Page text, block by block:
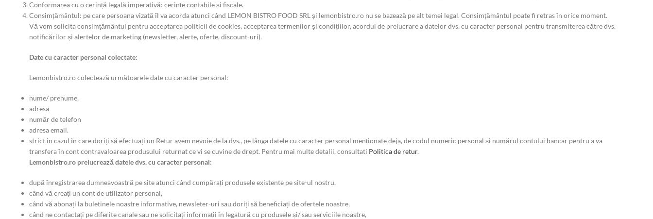
Conformarea cu o cerință legală imperativă: cerințe contabile și fiscale.
Consimțământul: pe care persoana vizată îl va acorda atunci când LEMON BISTRO FOOD SRL și lemonbistro.ro nu se bazează pe alt temei legal. Consimțământul poate fi retras în orice moment.
Vă vom solicita consimțământul pentru acceptarea politicii de cookies, acceptarea termenilor și condițiilor, acordul de prelucrare a datelor dvs. cu caracter personal pentru transmiterea către dvs.
notificărilor și alertelor de marketing (newsletter, alerte, oferte, discount-uri).
Date cu caracter personal colectate:
Lemonbistro.ro colectează următoarele date cu caracter personal:
nume/ prenume,
adresa
număr de telefon
adresa email.
strict in cazul în care doriți să efectuați un Retur avem nevoie de la dvs., pe lânga datele cu caracter personal menționate deja, de codul numeric personal și numărul contului bancar pentru a va
transfera în cont contravaloarea produsului returnat ce vi se cuvine de drept. Pentru mai multe detalii, consultati Politica de retur.
Lemonbistro.ro prelucrează datele dvs. cu caracter personal:
după înregistrarea dumneavoastră pe site atunci când cumpărați produsele existente pe site-ul nostru,
când vă creați un cont de utilizator personal,
când vă abonați la buletinele noastre informative, newsleter-uri sau doriți să beneficiați de ofertele noastre,
când ne contactați pe diferite canale sau ne solicitați informații în legatură cu produsele și/ sau serviciile noastre,